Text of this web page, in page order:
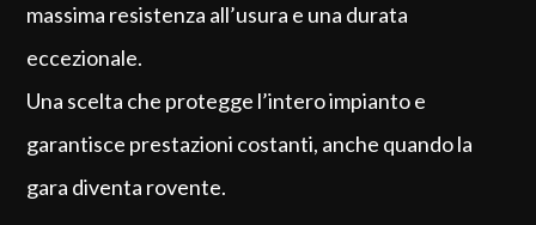
massima resistenza all’usura e una durata
eccezionale.
Una scelta che protegge l’intero impianto e
garantisce prestazioni costanti, anche quando la
gara diventa rovente.